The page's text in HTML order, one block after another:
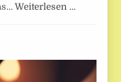
Weiterlesen …